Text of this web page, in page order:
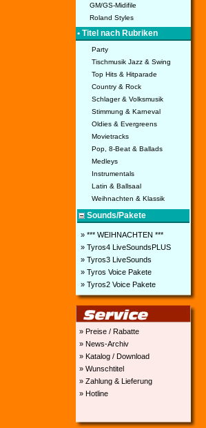
GM/GS-Midifile
Roland Styles
• Titel nach Rubriken
Party
Tischmusik Jazz & Swing
Top Hits & Hitparade
Country & Rock
Schlager & Volksmusik
Stimmung & Karneval
Oldies & Evergreens
Movietracks
Pop, 8-Beat & Ballads
Medleys
Instrumentals
Latin & Ballsaal
Weihnachten & Klassik
Sounds/Pakete
» *** WEIHNACHTEN ***
» Tyros4 LiveSoundsPLUS
» Tyros3 LiveSounds
» Tyros Voice Pakete
» Tyros2 Voice Pakete
» Preise / Rabatte
» News-Archiv
» Katalog / Download
» Wunschtitel
» Zahlung & Lieferung
» Hotline